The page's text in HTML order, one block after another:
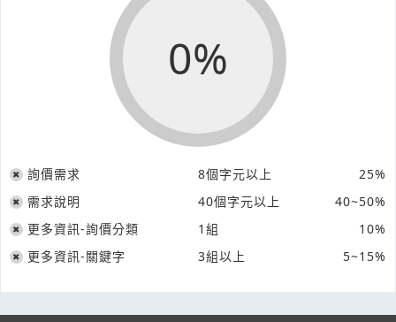
0%
詢價需求 8個字元以上
25%
需求說明
40個字元以上
40~50%
更多資訊-詢價分類
1組
10%
更多資訊-關鍵字
3組以上 5~15%